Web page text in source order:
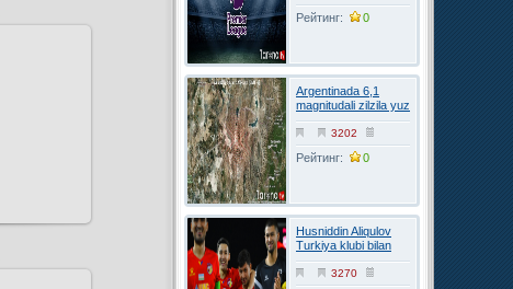
Рейтинг: 0
Argentinada 6,1
magnitudali zilzila yuz
berdi
3202
Рейтинг: 0
Husniddin Aliqulov
Turkiya klubi bilan
kelishuvga erishdi
3270